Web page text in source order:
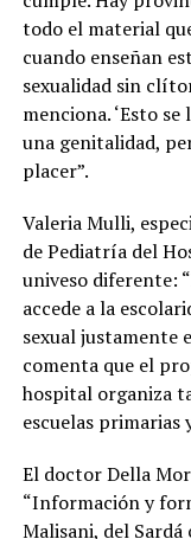
todo el material
cuando enseñan
sexualidad sin
menciona. ‘Esto
una genitalidad,
placer”.
Valeria Mulli,
de Pediatría del
univeso diferente:
accede a la
sexual justamente
comenta que el
hospital organiza
escuelas primarias
El doctor Della
“Información y
Malisani, del Sardá